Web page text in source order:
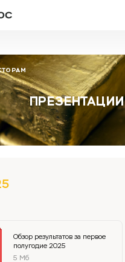
ПРЕЗЕНТАЦИИ
Обзор результатов за первое
полугодие 2025
5 Мб